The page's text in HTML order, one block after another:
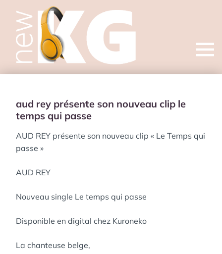
Open
aud rey présente son nouveau clip le
temps qui passe
AUD REY présente son nouveau clip « Le Temps qui
passe »
AUD REY
Nouveau single Le temps qui passe
Disponible en digital chez Kuroneko
La chanteuse belge,